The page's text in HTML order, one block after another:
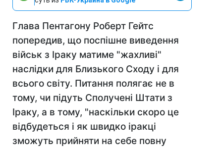
Глава Пентагону Роберт Гейтс
попередив, що поспішне виведення
військ з Іраку матиме "жахливі"
наслідки для Близького Сходу і для
всього світу. Питання полягає не в
тому, чи підуть Сполучені Штати з
Іраку, а в тому, "наскільки скоро це
відбудеться і як швидко іракці
зможуть прийняти на себе повну